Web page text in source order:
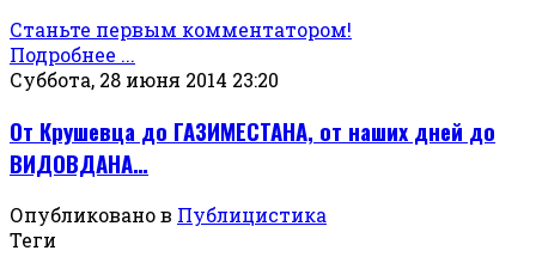
Станьте первым комментатором!
Подробнее ...
Суббота, 28 июня 2014 23:20
От Крушевца до ГАЗИМЕСТАНА, от наших дней до
ВИДОВДАНА…
Опубликовано в Публицистика
Теги